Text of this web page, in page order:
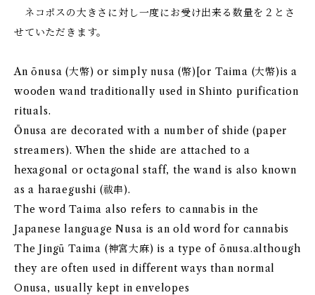
ネコポスの大きさに対し一度にお受け出来る数量を２とさ
せていただきます。
An ōnusa (大幣) or simply nusa (幣)[or Taima (大幣)is a
wooden wand traditionally used in Shinto purification
rituals.
Ōnusa are decorated with a number of shide (paper
streamers). When the shide are attached to a
hexagonal or octagonal staff, the wand is also known
as a haraegushi (祓串).
The word Taima also refers to cannabis in the
Japanese language Nusa is an old word for cannabis
The Jingū Taima (神宮大麻) is a type of ōnusa.although
they are often used in different ways than normal
Onusa, usually kept in envelopes